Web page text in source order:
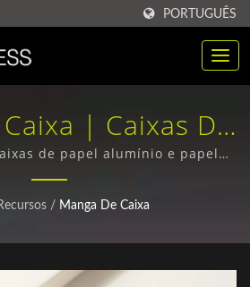
PORTUGUÊS
| Caixas De
Ecológicas
Quantidade |
de papel alumínio e papelão
Superior, Envio Mundial
/ Manga De Caixa